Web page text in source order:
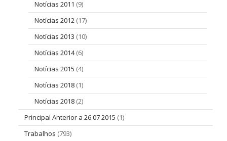
Notícias 2011 (9)
Notícias 2012 (17)
Notícias 2013 (10)
Notícias 2014(6)
Notícias 2015 (4)
Notícias 2018 (1)
Notícias 2018 (2)
Principal Anterior a 26 07 2015 (1)
Trabalhos (793)